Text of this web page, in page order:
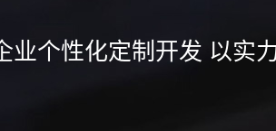
业个性化定制开发 以实